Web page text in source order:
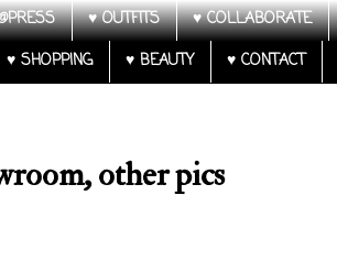
♥ OUTFITS ♥ COLLABORATE
♥ SHOPPING ♥ BEAUTY ♥ CONTACT
other pics